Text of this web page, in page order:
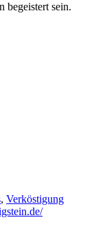
begeistert sein.
, Verköstigung